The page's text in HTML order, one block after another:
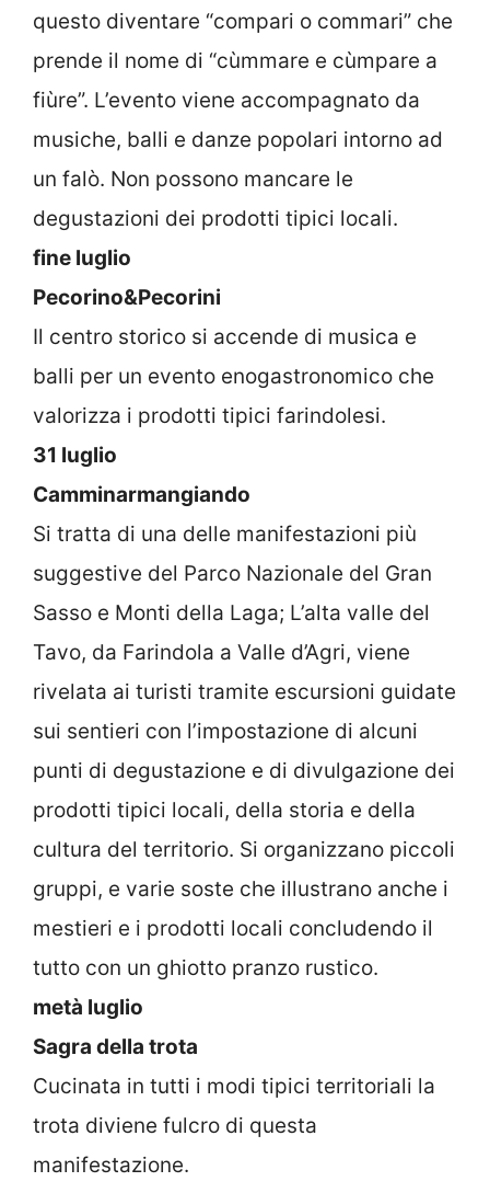
questo diventare “compari o commari” che
prende il nome di “cùmmare e cùmpare a
fiùre”. L’evento viene accompagnato da
musiche, balli e danze popolari intorno ad
un falò. Non possono mancare le
degustazioni dei prodotti tipici locali.
fine luglio
Pecorino&Pecorini
Il centro storico si accende di musica e
balli per un evento enogastronomico che
valorizza i prodotti tipici farindolesi.
31 luglio
Camminarmangiando
Si tratta di una delle manifestazioni più
suggestive del Parco Nazionale del Gran
Sasso e Monti della Laga; L’alta valle del
Tavo, da Farindola a Valle d’Agri, viene
rivelata ai turisti tramite escursioni guidate
sui sentieri con l’impostazione di alcuni
punti di degustazione e di divulgazione dei
prodotti tipici locali, della storia e della
cultura del territorio. Si organizzano piccoli
gruppi, e varie soste che illustrano anche i
mestieri e i prodotti locali concludendo il
tutto con un ghiotto pranzo rustico.
metà luglio
Sagra della trota
Cucinata in tutti i modi tipici territoriali la
trota diviene fulcro di questa
manifestazione.